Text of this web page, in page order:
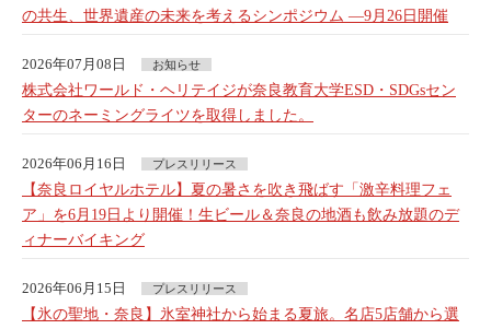
の共生、世界遺産の未来を考えるシンポジウム ―9月26日開催
2026年07月08日 お知らせ
株式会社ワールド・ヘリテイジが奈良教育大学ESD・SDGsセン
ターのネーミングライツを取得しました。
2026年06月16日 プレスリリース
【奈良ロイヤルホテル】夏の暑さを吹き飛ばす「激辛料理フェ
ア」を6月19日より開催！生ビール＆奈良の地酒も飲み放題のデ
ィナーバイキング
2026年06月15日 プレスリリース
【氷の聖地・奈良】氷室神社から始まる夏旅。名店5店舗から選